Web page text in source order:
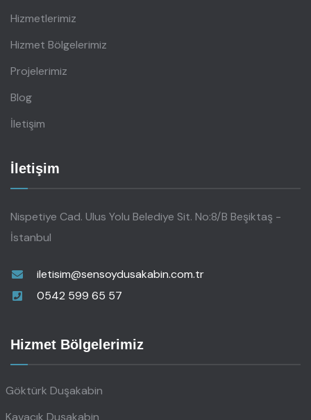
Hizmetlerimiz
Hizmet Bölgelerimiz
Projelerimiz
Blog
İletişim
İletişim
Nispetiye Cad. Ulus Yolu Belediye Sit. No:8/B Beşiktaş -
İstanbul
iletisim@sensoydusakabin.com.tr
0542 599 65 57
Hizmet Bölgelerimiz
Göktürk Duşakabin
Kavacık Duşakabin